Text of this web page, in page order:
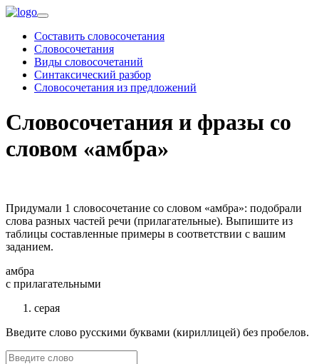
Составить словосочетания
Словосочетания
Виды словосочетаний
Синтаксический разбор
Словосочетания из предложений
Словосочетания и фразы со
словом «амбра»
Придумали 1 словосочетание со словом «амбра»: подобрали
слова разных частей речи (прилагательные). Выпишите из
таблицы составленные примеры в соответствии с вашим
заданием.
амбра
c прилагательными
серая
Введите слово русскими буквами (кириллицей) без пробелов.